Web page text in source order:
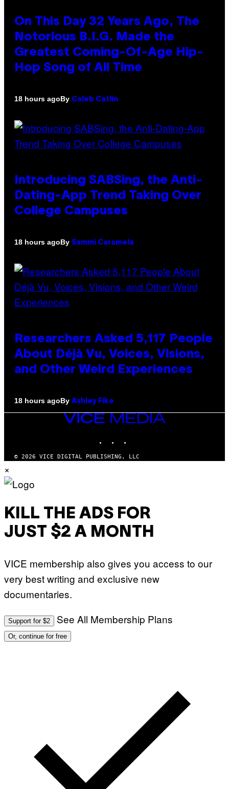
On This Day 32 Years Ago, The
Notorious B.I.G. Made the
Greatest Coming-Of-Age Hip-
Hop Song of All Time
18 hours agoBy Caleb Catlin
Introducing SABSing, the Anti-
Dating-App Trend Taking Over
College Campuses
18 hours agoBy Sammi Caramela
Researchers Asked 5,117 People
About Déjà Vu, Voices, Visions,
and Other Weird Experiences
18 hours agoBy Ashley Fike
VICE
MEDIA
© 2026 VICE DIGITAL PUBLISHING, LLC
×
KILL THE ADS FOR
JUST $2 A MONTH
VICE membership also gives you access to our
very best writing and exclusive new
documentaries.
Support for $2 See All Membership Plans
Or, continue for free